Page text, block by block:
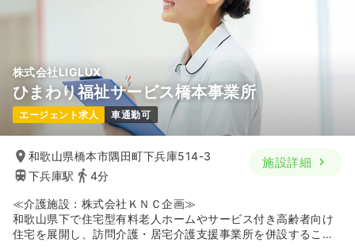
株式会社LIGLUX
ひまわり福祉サービス橋本事業所
エージェント求人 車通勤可
和歌山県橋本市隅田町下兵庫514-3
下兵庫駅
4分
施設詳細
≪介護施設：株式会社ＫＮＣ企画≫
和歌山県下で住宅型有料老人ホームやサービス付き高齢者向け
住宅を展開し、訪問介護・居宅介護支援事業所を併設すること